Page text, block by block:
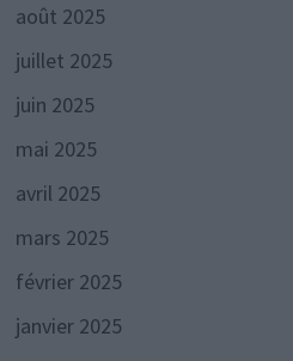
août 2025
juillet 2025
juin 2025
mai 2025
avril 2025
mars 2025
février 2025
janvier 2025